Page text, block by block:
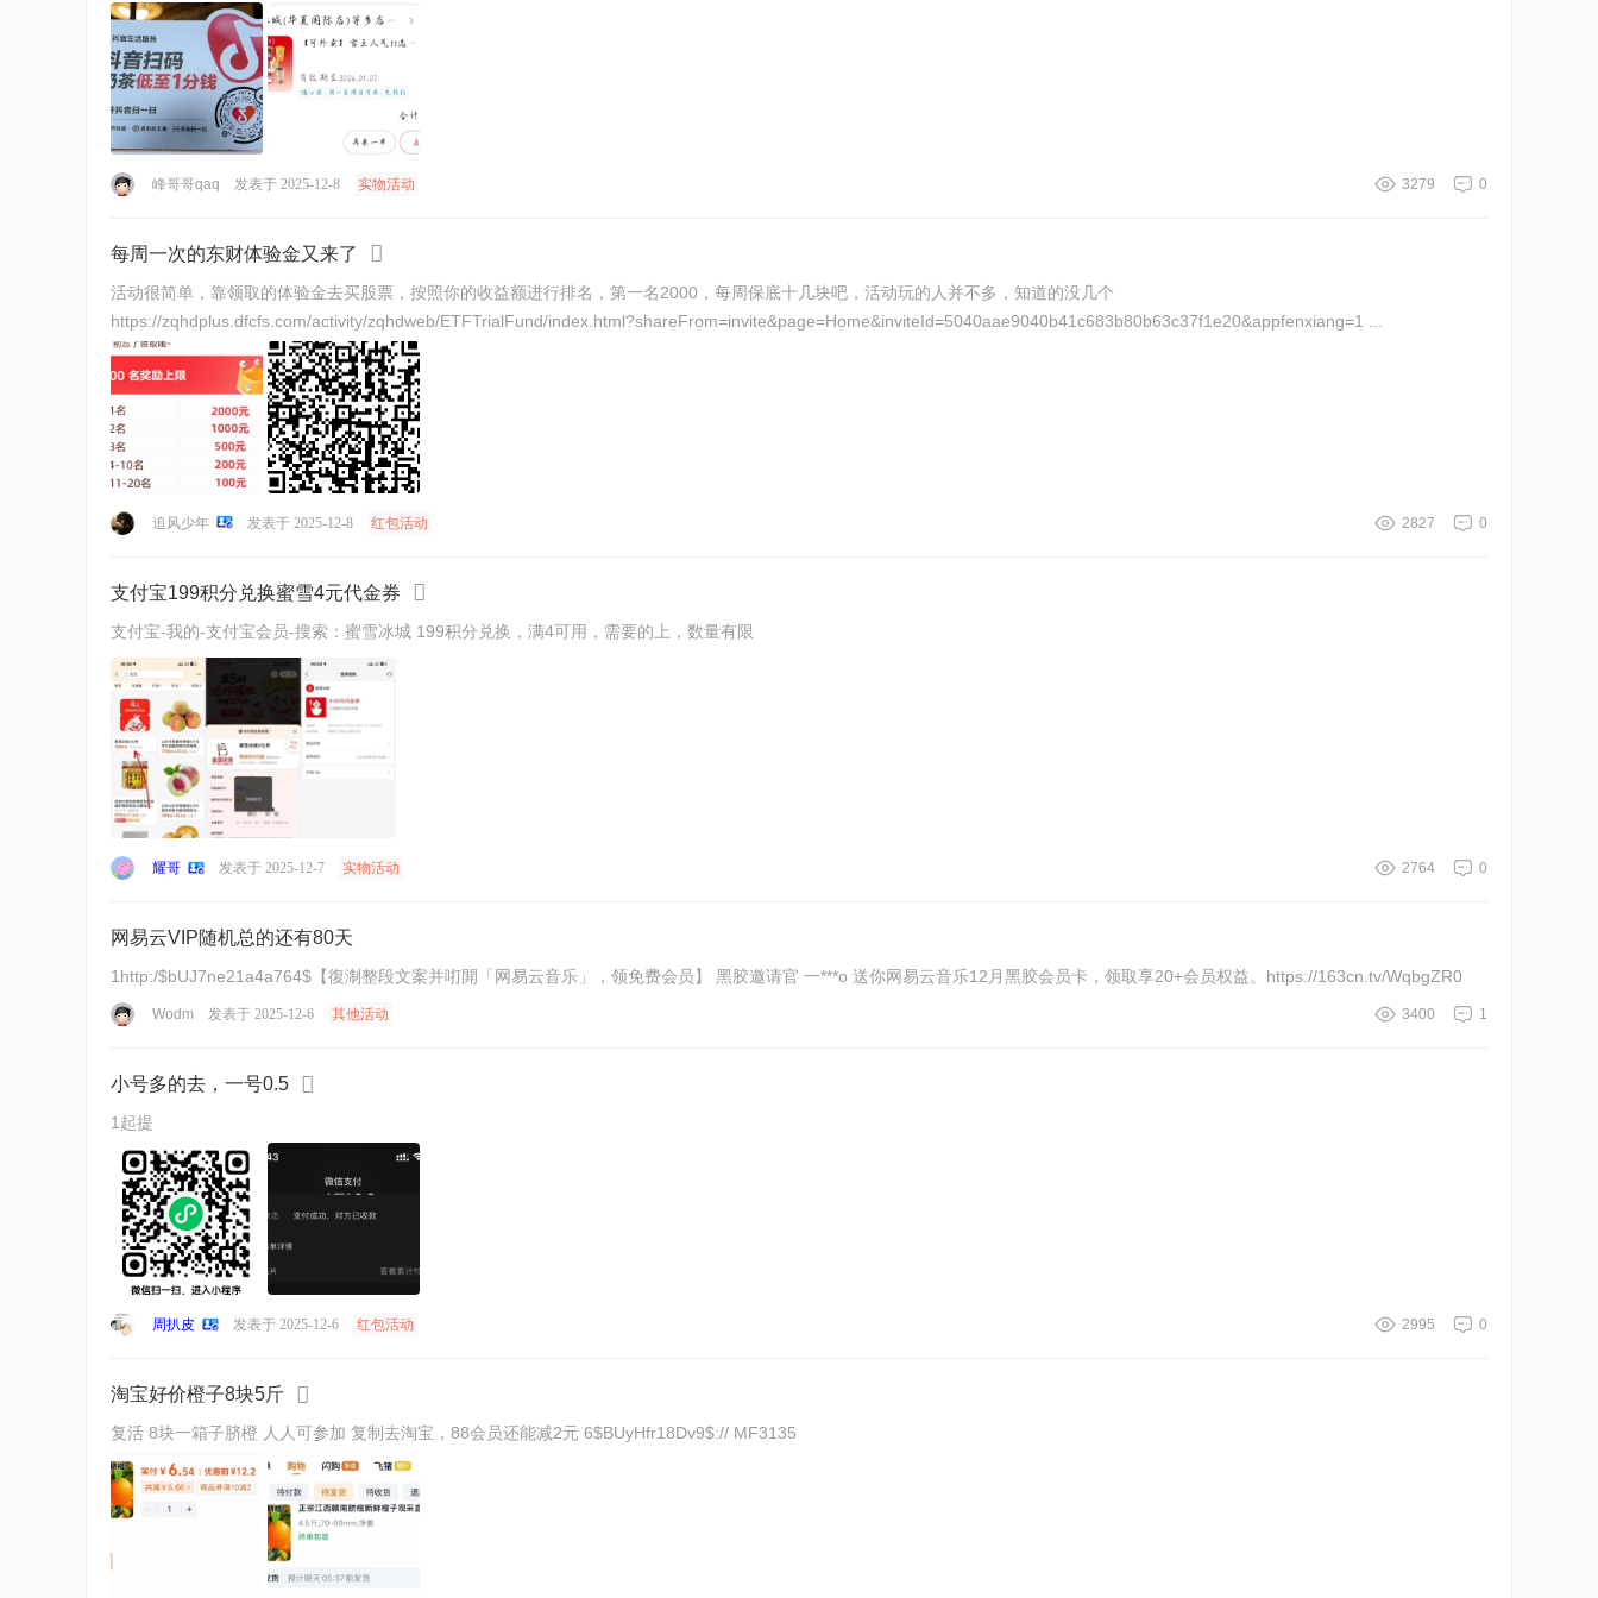
0
3279
峰哥哥qaq 发表于 2025-12-8 实物活动
每周一次的东财体验金又来了
活动很简单，靠领取的体验金去买股票，按照你的收益额进行排名，第一名2000，每周保底十几块吧，活动玩的人并不多，知道的没几个
0
2827
追风少年 发表于 2025-12-8 红包活动
支付宝199积分兑换蜜雪4元代金券
支付宝-我的-支付宝会员-搜索：蜜雪冰城 199积分兑换，满4可用，需要的上，数量有限
0
2764
耀哥 发表于 2025-12-7 实物活动
网易云VIP随机总的还有80天
1http:/$bUJ7ne21a4a764$【復淛整段文案并咑閞「网易云音乐」，领免费会员】 黑胶邀请官 一***o 送你网易云音乐12月黑胶会员卡，领取享20+会员权益。https://163cn.tv/WqbgZR0
1
3400
Wodm 发表于 2025-12-6 其他活动
小号多的去，一号0.5
1起提
0
2995
周扒皮 发表于 2025-12-6 红包活动
淘宝好价橙子8块5斤
复活 8块一箱子脐橙 人人可参加 复制去淘宝，88会员还能减2元 6$BUyHfr18Dv9$:// MF3135